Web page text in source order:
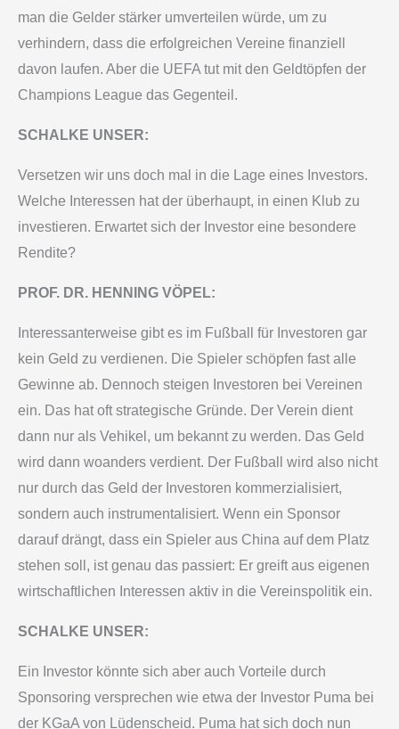
man die Gelder stärker umverteilen würde, um zu
verhindern, dass die erfolgreichen Vereine finanziell
davon laufen. Aber die UEFA tut mit den Geldtöpfen der
Champions League das Gegenteil.
SCHALKE UNSER:
Versetzen wir uns doch mal in die Lage eines Investors.
Welche Interessen hat der überhaupt, in einen Klub zu
investieren. Erwartet sich der Investor eine besondere
Rendite?
PROF. DR. HENNING VÖPEL:
Interessanterweise gibt es im Fußball für Investoren gar
kein Geld zu verdienen. Die Spieler schöpfen fast alle
Gewinne ab. Dennoch steigen Investoren bei Vereinen
ein. Das hat oft strategische Gründe. Der Verein dient
dann nur als Vehikel, um bekannt zu werden. Das Geld
wird dann woanders verdient. Der Fußball wird also nicht
nur durch das Geld der Investoren kommerzialisiert,
sondern auch instrumentalisiert. Wenn ein Sponsor
darauf drängt, dass ein Spieler aus China auf dem Platz
stehen soll, ist genau das passiert: Er greift aus eigenen
wirtschaftlichen Interessen aktiv in die Vereinspolitik ein.
SCHALKE UNSER:
Ein Investor könnte sich aber auch Vorteile durch
Sponsoring versprechen wie etwa der Investor Puma bei
der KGaA von Lüdenscheid. Puma hat sich doch nun